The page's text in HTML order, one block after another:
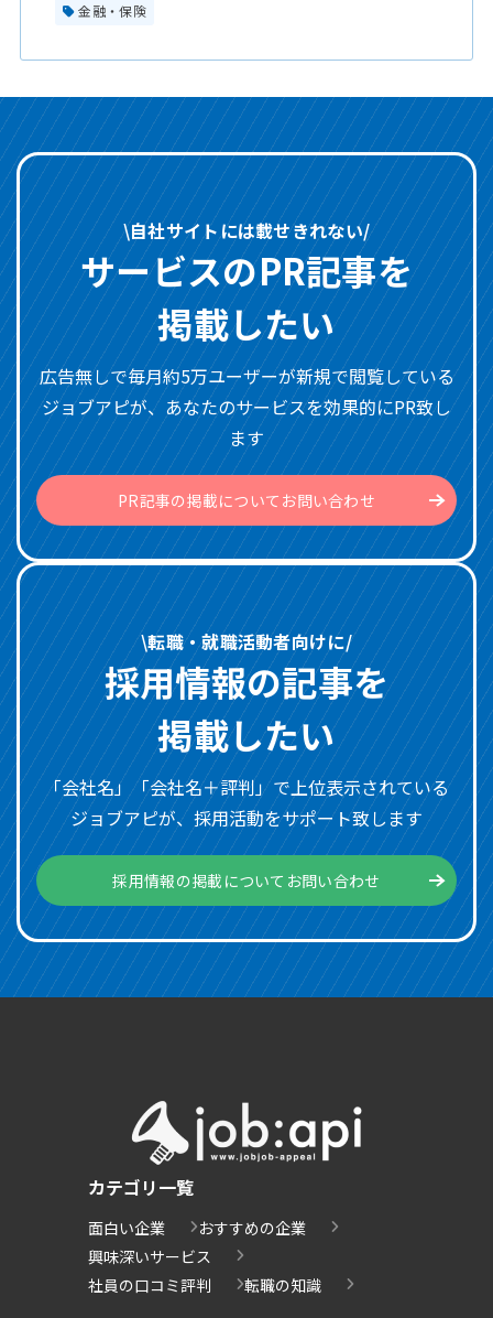
金融・保険
\自社サイトには載せきれない/
サービスのPR記事を
掲載したい
広告無しで毎月約5万ユーザーが新規で閲覧している
ジョブアピが、あなたのサービスを効果的にPR致し
ます
PR記事の掲載についてお問い合わせ
\転職・就職活動者向けに/
採用情報の記事を
掲載したい
「会社名」「会社名＋評判」で上位表示されている
ジョブアピが、採用活動をサポート致します
採用情報の掲載についてお問い合わせ
カテゴリ一覧
面白い企業
おすすめの企業
興味深いサービス
社員の口コミ評判
転職の知識